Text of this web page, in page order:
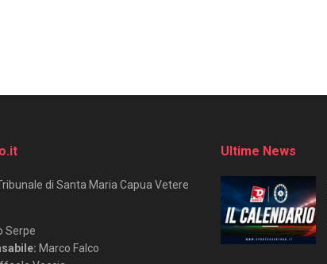
di Santa Maria Capua Vetere
Serpe
Marco Falco
Ultime News